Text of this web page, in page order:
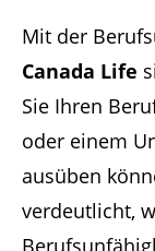
Mit der
Canada Life
Sie Ihren
oder einem
ausüben
verdeutlicht,